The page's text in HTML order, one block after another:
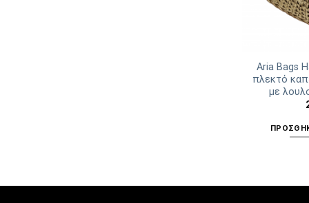
Aria Bags
πλεκτό
με